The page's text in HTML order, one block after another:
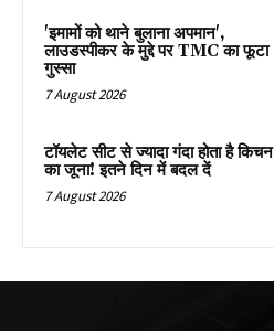
'इमामों को थाने बुलाना अपमान',
लाउडस्पीकर के मुद्दे पर TMC का फूटा
गुस्सा
7 August 2026
टॉयलेट सीट से ज्यादा गंदा होता है किचन
का जूना! इतने दिन में बदल दें
7 August 2026